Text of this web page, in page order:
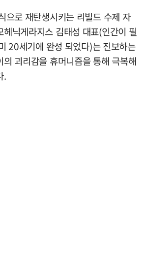
으로 재탄생시키는 리빌드 수제 자
헤닉게라지스 김태성 대표(인간이 필
20세기에 완성 되었다)는 진보하는
의 괴리감을 휴머니즘을 통해 극복해
.